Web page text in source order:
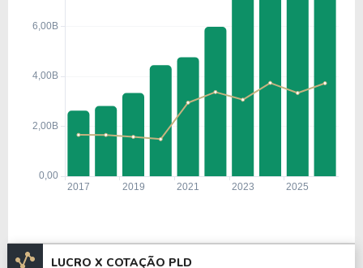
LUCRO X COTAÇÃO PLD